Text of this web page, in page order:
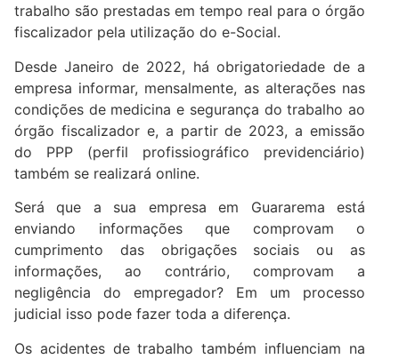
trabalho são prestadas em tempo real para o órgão
fiscalizador pela utilização do e-Social.
Desde Janeiro de 2022, há obrigatoriedade de a
empresa informar, mensalmente, as alterações nas
condições de medicina e segurança do trabalho ao
órgão fiscalizador e, a partir de 2023, a emissão
do PPP (perfil profissiográfico previdenciário)
também se realizará online.
Será que a sua empresa em Guararema está
enviando informações que comprovam o
cumprimento das obrigações sociais ou as
informações, ao contrário, comprovam a
negligência do empregador? Em um processo
judicial isso pode fazer toda a diferença.
Os acidentes de trabalho também influenciam na